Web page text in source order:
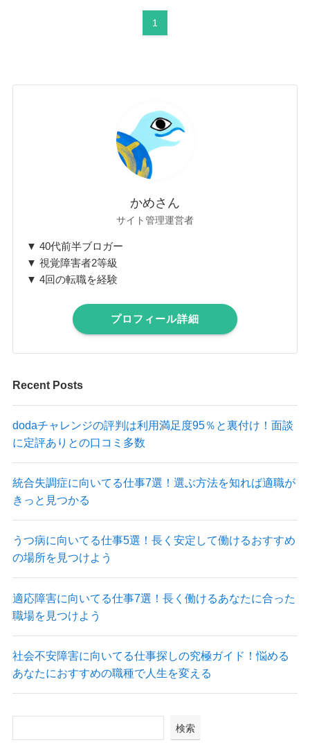
1
かめさん
サイト管理運営者
▼ 40代前半ブロガー
▼ 視覚障害者2等級
▼ 4回の転職を経験
プロフィール詳細
Recent Posts
dodaチャレンジの評判は利用満足度95％と裏付け！面談
に定評ありとの口コミ多数
統合失調症に向いてる仕事7選！選ぶ方法を知れば適職が
きっと見つかる
うつ病に向いてる仕事5選！長く安定して働けるおすすめ
の場所を見つけよう
適応障害に向いてる仕事7選！長く働けるあなたに合った
職場を見つけよう
社会不安障害に向いてる仕事探しの究極ガイド！悩める
あなたにおすすめの職種で人生を変える
検索